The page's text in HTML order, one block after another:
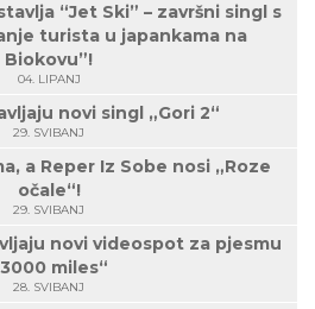
“Jet Ski” – završni singl s
turista u japankama na
Biokovu”!
04. LIPANJ
novi singl „Gori 2“
29. SVIBANJ
a Reper Iz Sobe nosi „Roze
očale“!
29. SVIBANJ
novi videospot za pjesmu
miles“
28. SVIBANJ